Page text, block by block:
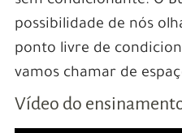
possibilidade de nós
ponto livre de
vamos chamar de
Vídeo do